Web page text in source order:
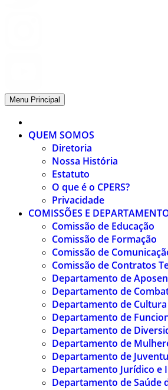
Menu Principal
QUEM SOMOS
Diretoria
Nossa História
Estatuto
O que é o CPERS?
Privacidade
COMISSÕES E
Comissão de Educação
Comissão de Formação
Comissão de
Comissão de Contratos
Departamento de
Departamento de
Departamento de Cultura
Departamento de
Departamento de
Departamento de
Departamento de
Departamento Jurídico e
Departamento de Saúde